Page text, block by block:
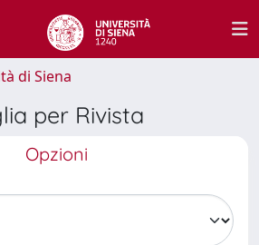
di Siena
per Rivista
Opzioni